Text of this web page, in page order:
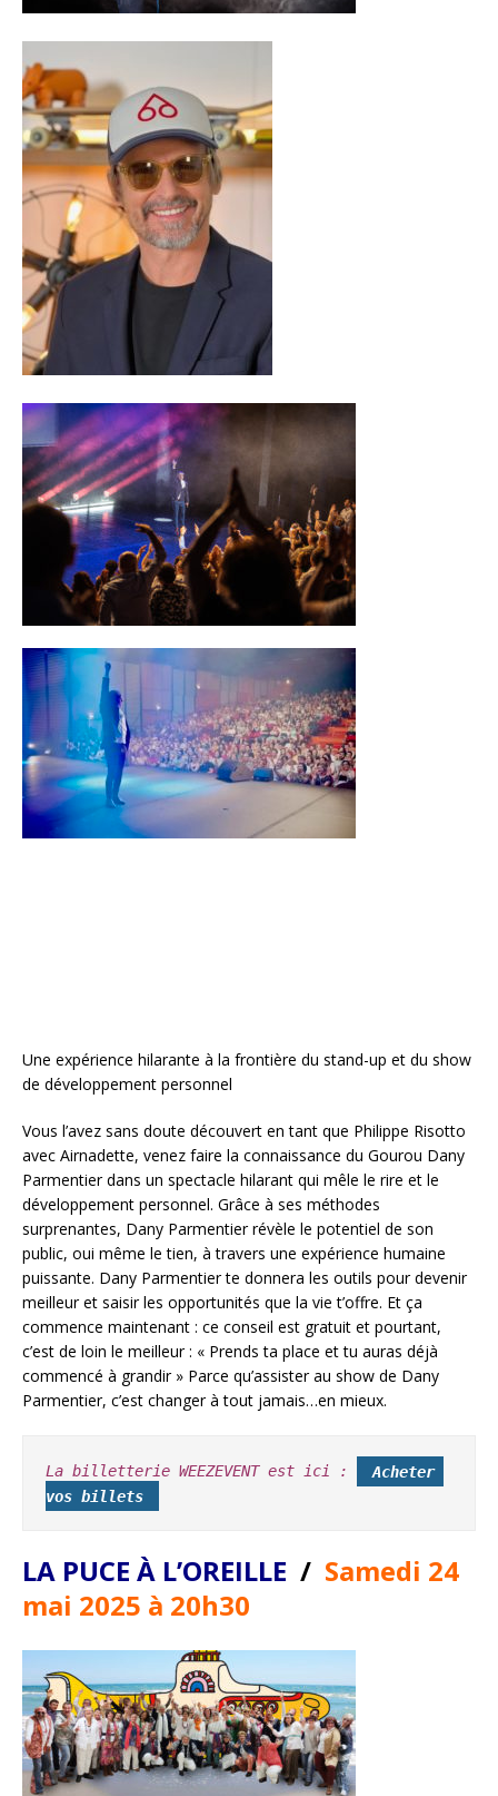
Une expérience hilarante à la frontière du stand-up et du show
de développement personnel
Vous l’avez sans doute découvert en tant que Philippe Risotto
avec Airnadette, venez faire la connaissance du Gourou Dany
Parmentier dans un spectacle hilarant qui mêle le rire et le
développement personnel. Grâce à ses méthodes
surprenantes, Dany Parmentier révèle le potentiel de son
public, oui même le tien, à travers une expérience humaine
puissante. Dany Parmentier te donnera les outils pour devenir
meilleur et saisir les opportunités que la vie t’offre. Et ça
commence maintenant : ce conseil est gratuit et pourtant,
c’est de loin le meilleur : « Prends ta place et tu auras déjà
commencé à grandir » Parce qu’assister au show de Dany
Parmentier, c’est changer à tout jamais…en mieux.
La billetterie WEEZEVENT est ici :
Acheter
vos billets
LA PUCE À L’OREILLE / Samedi 24
mai 2025 à 20h30